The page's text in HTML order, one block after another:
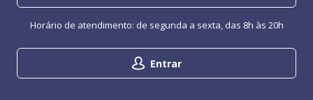
Entrar
Horário de atendimento: de segunda a sexta, das 8h às 20h